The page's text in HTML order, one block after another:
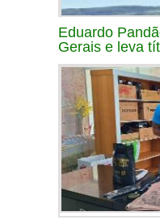
Eduardo
Gerais e leva